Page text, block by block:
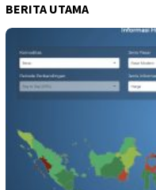
BERITA UTAMA